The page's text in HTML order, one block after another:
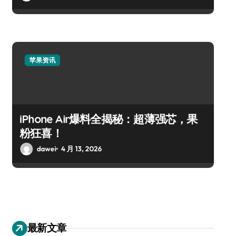
苹果资讯
iPhone Air爆料全揭秘：超薄强芯，果
粉狂喜！
dawei 4 月 13, 2026
最新文章